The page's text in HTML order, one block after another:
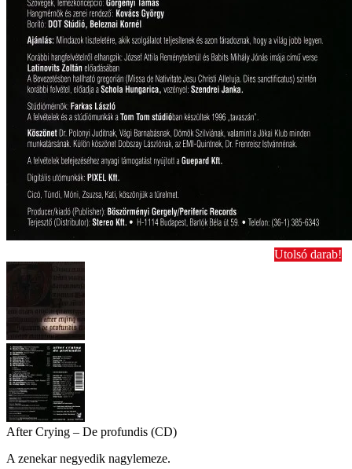
Utolsó darab!
After Crying – De profundis (CD)
A zenekar negyedik nagylemeze.